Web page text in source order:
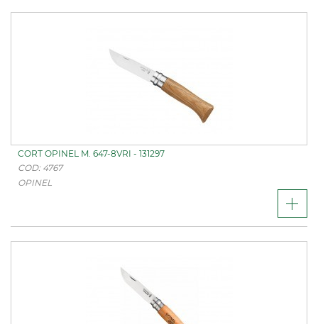
CORT OPINEL M. 647-8VRI - 131297
COD: 4767
OPINEL